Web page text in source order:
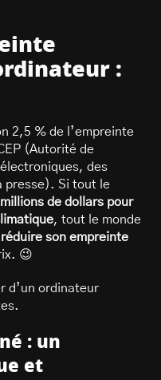
:
2,5 % de l’empreinte
(Autorité de
des
presse). Si tout le
de dollars pour
, tout le monde
son empreinte
😉
d’un ordinateur
: un
et